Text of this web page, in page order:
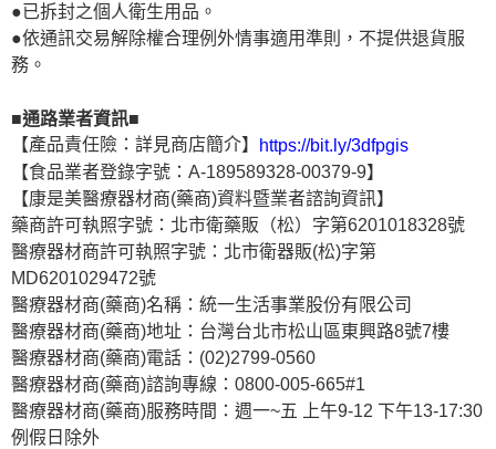
●已拆封之個人衛生用品。
●依通訊交易解除權合理例外情事適用準則，不提供退貨服
務。
■通路業者資訊■
【產品責任險：詳見商店簡介】
https://bit.ly/3dfpgis
【食品業者登錄字號：A-189589328-00379-9】
【康是美醫療器材商(藥商)資料暨業者諮詢資訊】
藥商許可執照字號：北市衛藥販（松）字第6201018328號
醫療器材商許可執照字號：北市衛器販(松)字第
MD6201029472號
醫療器材商(藥商)名稱：統一生活事業股份有限公司
醫療器材商(藥商)地址：台灣台北市松山區東興路8號7樓
醫療器材商(藥商)電話：(02)2799-0560
醫療器材商(藥商)諮詢專線：0800-005-665#1
醫療器材商(藥商)服務時間：週一~五 上午9-12 下午13-17:30
例假日除外